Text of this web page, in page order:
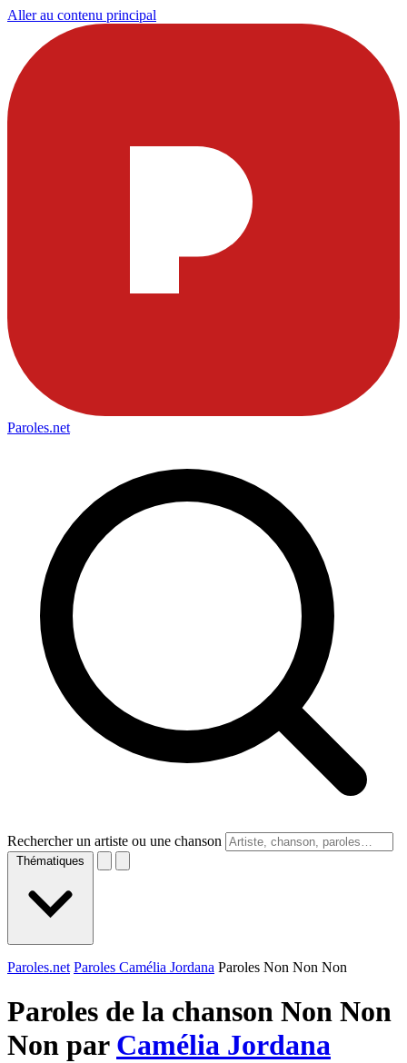
Aller au contenu principal
Paroles.net
Rechercher un artiste ou une chanson
Thématiques
Paroles.net Paroles Camélia Jordana Paroles Non Non Non
Paroles de la chanson Non Non
Non par Camélia Jordana